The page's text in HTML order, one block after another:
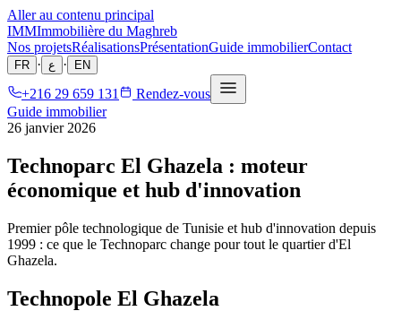
Aller au contenu principal
IMMImmobilière du Maghreb
Nos projetsRéalisationsPrésentationGuide immobilierContact
FR · ع · EN
+216 29 659 131
Rendez-vous
Guide immobilier
26 janvier 2026
Technoparc El Ghazela : moteur
économique et hub d'innovation
Premier pôle technologique de Tunisie et hub d'innovation depuis
1999 : ce que le Technoparc change pour tout le quartier d'El
Ghazela.
Technopole El Ghazela